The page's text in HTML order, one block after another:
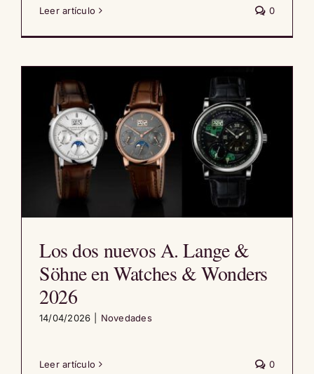
Leer artículo 0
Los dos nuevos A. Lange &
Söhne en Watches & Wonders
2026
14/04/2026 Novedades
Leer artículo 0